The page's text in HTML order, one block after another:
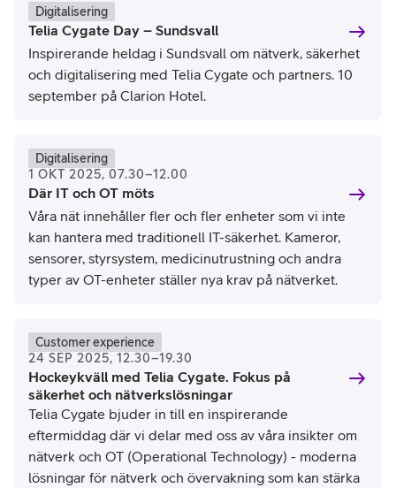
Digitalisering
Telia Cygate Day – Sundsvall
Inspirerande heldag i Sundsvall om nätverk, säkerhet
och digitalisering med Telia Cygate och partners. 10
september på Clarion Hotel.
Digitalisering
1 OKT 2025, 07.30–12.00
Där IT och OT möts
Våra nät innehåller fler och fler enheter som vi inte
kan hantera med traditionell IT-säkerhet. Kameror,
sensorer, styrsystem, medicinutrustning och andra
typer av OT-enheter ställer nya krav på nätverket.
Customer experience
24 SEP 2025, 12.30–19.30
Hockeykväll med Telia Cygate. Fokus på
säkerhet och nätverkslösningar
Telia Cygate bjuder in till en inspirerande
eftermiddag där vi delar med oss av våra insikter om
nätverk och OT (Operational Technology) - moderna
lösningar för nätverk och övervakning som kan stärka